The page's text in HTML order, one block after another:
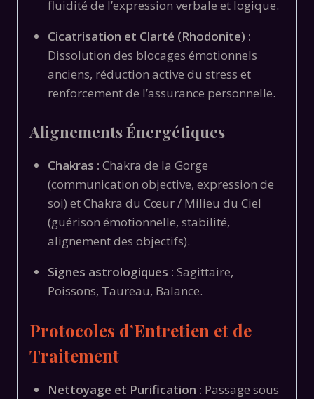
fluidité de l’expression verbale et logique.
Cicatrisation et Clarté (Rhodonite) :
Dissolution des blocages émotionnels
anciens, réduction active du stress et
renforcement de l’assurance personnelle.
Alignements Énergétiques
Chakras : Chakra de la Gorge
(communication objective, expression de
soi) et Chakra du Cœur / Milieu du Ciel
(guérison émotionnelle, stabilité,
alignement des objectifs).
Signes astrologiques : Sagittaire,
Poissons, Taureau, Balance.
Protocoles d’Entretien et de
Traitement
Nettoyage et Purification : Passage sous